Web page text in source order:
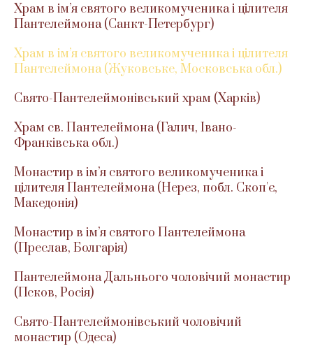
Храм в ім’я святого великомученика і цілителя
Пантелеймона (Санкт-Петербург)
Храм в ім’я святого великомученика і цілителя
Пантелеймона (Жуковське, Московська обл.)
Свято-Пантелеймонівський храм (Харків)
Храм св. Пантелеймона (Галич, Івано-
Франківська обл.)
Монастир в ім’я святого великомученика і
цілителя Пантелеймона (Нерез, побл. Скоп'є,
Македонія)
Монастир в ім’я святого Пантелеймона
(Преслав, Болгарія)
Пантелеймона Дальнього чоловічий монастир
(Псков, Росія)
Свято-Пантелеймонівський чоловічий
монастир (Одеса)